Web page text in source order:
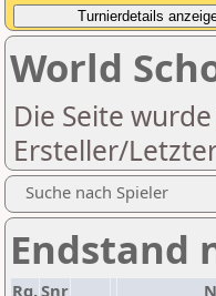
World
Die Seite
Ersteller/
Suche nach Spieler
Endstand
Rg.Snr